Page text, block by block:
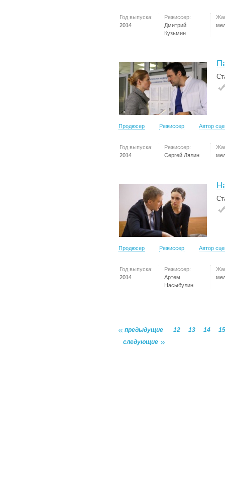
Год выпуска:
2014
Режиссер:
Дмитрий
Кузьмин
Продюсер Режиссер Автор
Год выпуска:
2014
Режиссер:
Сергей Лялин
Продюсер Режиссер Автор
Год выпуска:
2014
Режиссер:
Артем
Насыбулин
предыдущие 12 13 14
15
следующие